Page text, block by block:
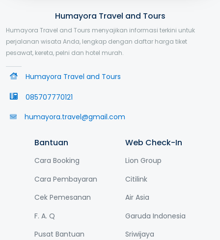
Humayora Travel and Tours
Humayora Travel and Tours menyajikan informasi terkini untuk
perjalanan wisata Anda, lengkap dengan daftar harga tiket
pesawat, kereta, pelni dan hotel murah.
Humayora Travel and Tours
085707770121
humayora.travel@gmail.com
Bantuan
Cara Booking
Cara Pembayaran
Cek Pemesanan
F. A. Q
Pusat Bantuan
Web Check-In
Lion Group
Citilink
Air Asia
Garuda Indonesia
Sriwijaya